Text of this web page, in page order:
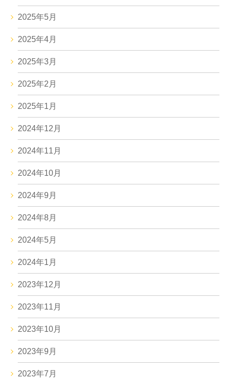
2025年5月
2025年4月
2025年3月
2025年2月
2025年1月
2024年12月
2024年11月
2024年10月
2024年9月
2024年8月
2024年5月
2024年1月
2023年12月
2023年11月
2023年10月
2023年9月
2023年7月